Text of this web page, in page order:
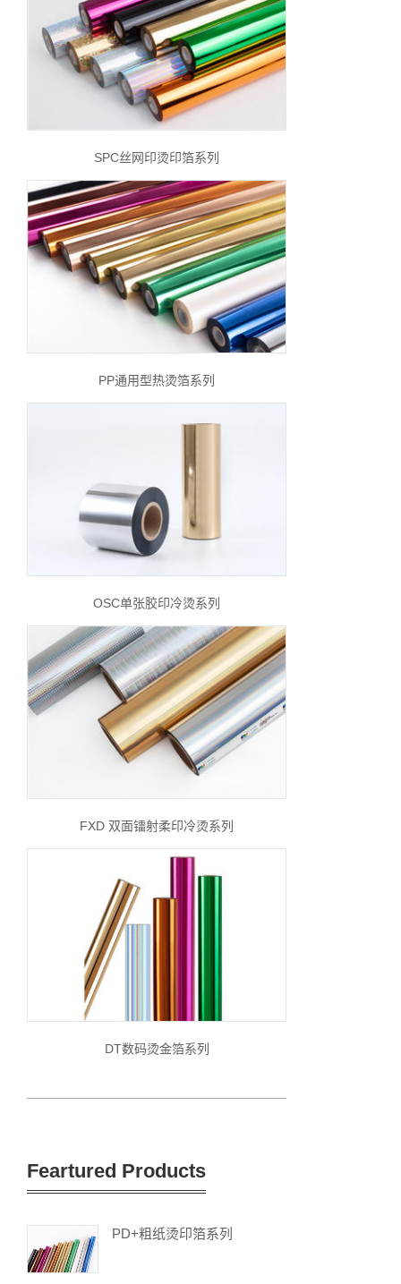
SPC丝网印烫印箔系列
PP通用型热烫箔系列
OSC单张胶印冷烫系列
FXD 双面镭射柔印冷烫系列
DT数码烫金箔系列
Feartured Products
PD+粗纸烫印箔系列